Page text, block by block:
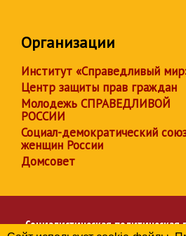
Организации
Институт «Справедливый
Центр защиты прав граждан
Молодежь СПРАВЕДЛИВОЙ
РОССИИ
Социал-демократический
женщин России
Домсовет
Социалистическая политическая